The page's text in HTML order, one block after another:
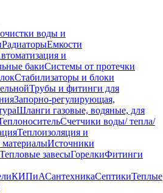
воды и
РадиаторыЕмкости
и
бакиСистемы от протечки
Стабилизаторы и блоки
Трубы и фитинги для
Запорно-регулирующая,
Шланги газовые, водяные, для
Счетчики воды/ тепла/
Теплоизоляция и
материалыИсточники
Тепловые завесыГорелкиФитинги
КИПиАСантехникаСептикиТеплые